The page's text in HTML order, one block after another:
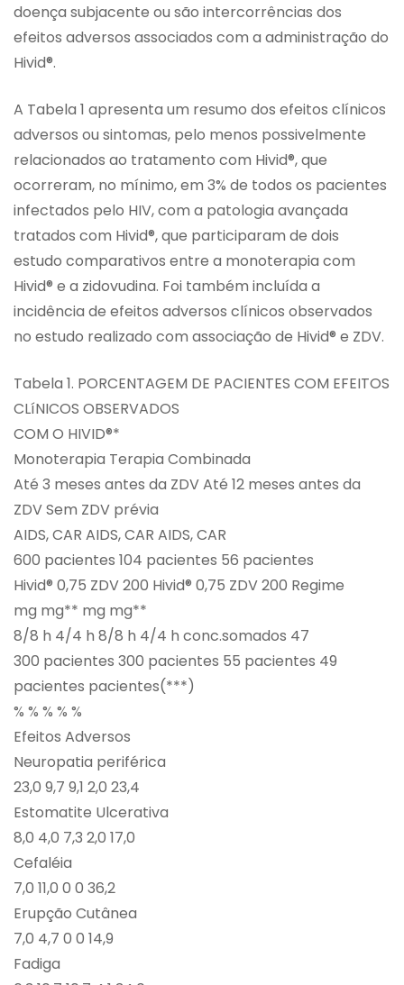
doença subjacente ou são intercorrências dos
efeitos adversos associados com a administração do
Hivid®.
A Tabela 1 apresenta um resumo dos efeitos clínicos
adversos ou sintomas, pelo menos possivelmente
relacionados ao tratamento com Hivid®, que
ocorreram, no mínimo, em 3% de todos os pacientes
infectados pelo HIV, com a patologia avançada
tratados com Hivid®, que participaram de dois
estudo comparativos entre a monoterapia com
Hivid® e a zidovudina. Foi também incluída a
incidência de efeitos adversos clínicos observados
no estudo realizado com associação de Hivid® e ZDV.
Tabela 1. PORCENTAGEM DE PACIENTES COM EFEITOS
CLíNICOS OBSERVADOS
COM O HIVID®*
Monoterapia Terapia Combinada
Até 3 meses antes da ZDV Até 12 meses antes da
ZDV Sem ZDV prévia
AIDS, CAR AIDS, CAR AIDS, CAR
600 pacientes 104 pacientes 56 pacientes
Hivid® 0,75 ZDV 200 Hivid® 0,75 ZDV 200 Regime
mg mg** mg mg**
8/8 h 4/4 h 8/8 h 4/4 h conc.somados 47
300 pacientes 300 pacientes 55 pacientes 49
pacientes pacientes(***)
% % % % %
Efeitos Adversos
Neuropatia periférica
23,0 9,7 9,1 2,0 23,4
Estomatite Ulcerativa
8,0 4,0 7,3 2,0 17,0
Cefaléia
7,0 11,0 0 0 36,2
Erupção Cutânea
7,0 4,7 0 0 14,9
Fadiga